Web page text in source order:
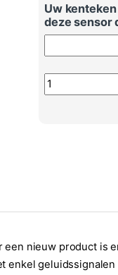
Uw
deze sensor
nieuw product is